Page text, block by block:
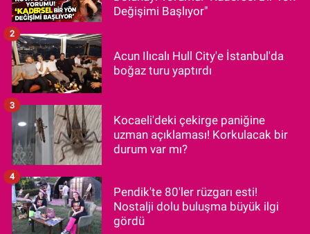
Değişimi Başlıyor"
Acun Ilıcalı Hull City'e İstanbul'da
boğaz turu yaptırdı
2
Kocaeli'deki çekirge paniğine
uzman açıklaması! Korkulacak bir
durum var mı?
3
Pendik'te 80'ler rüzgarı esti!
Nostalji dolu buluşma büyük ilgi
gördü
4